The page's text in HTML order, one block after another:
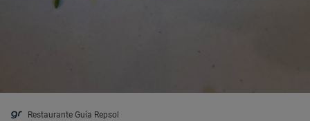
Restaurante Guía Repsol